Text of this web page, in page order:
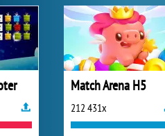
Match Arena H5
212 431x